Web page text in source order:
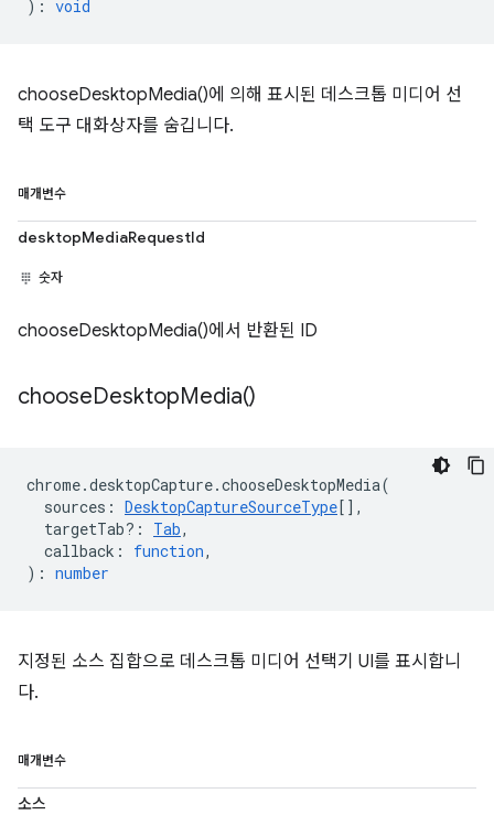
) : void
chooseDesktopMedia()에 의해 표시된 데스크톱 미디어 선
택 도구 대화상자를 숨깁니다.
매개변수
desktopMediaRequestId
숫자
chooseDesktopMedia()에서 반환된 ID
chooseDesktopMedia()
chrome.desktopCapture.chooseDesktopMedia(
sources : DesktopCaptureSourceType[],
targetTab? : Tab,
callback : function,
) : number
지정된 소스 집합으로 데스크톱 미디어 선택기 UI를 표시합니
다.
매개변수
소스